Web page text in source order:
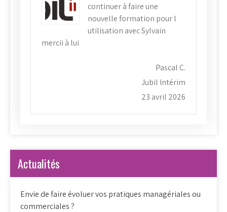
continuer à faire une
nouvelle formation pour l
utilisation avec Sylvain
mercii à lui
Pascal C.
Jubil Intérim
23 avril 2026
Actualités
Envie de faire évoluer vos pratiques managériales ou
commerciales ?